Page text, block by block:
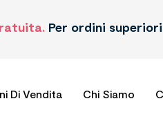
Per ordini
Di Vendita Chi Siamo